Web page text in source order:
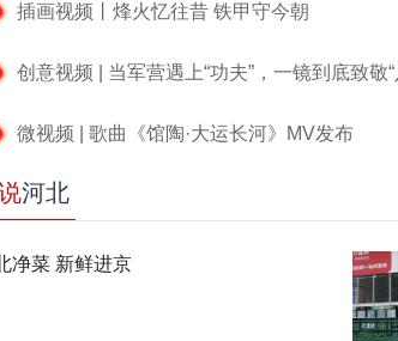
插画视频丨烽火忆往昔 铁甲守今朝
创意视频 | 当军营遇上“功夫”，一镜到底致敬“
微视频 | 歌曲《馆陶·大运长河》MV发布
河北
净菜 新鲜进京